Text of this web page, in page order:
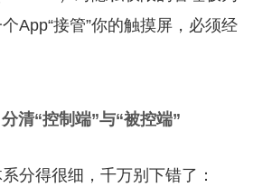
App“接管”你的触摸屏，必须经
清“控制端”与“被控端”
分得很细，千万别下错了：